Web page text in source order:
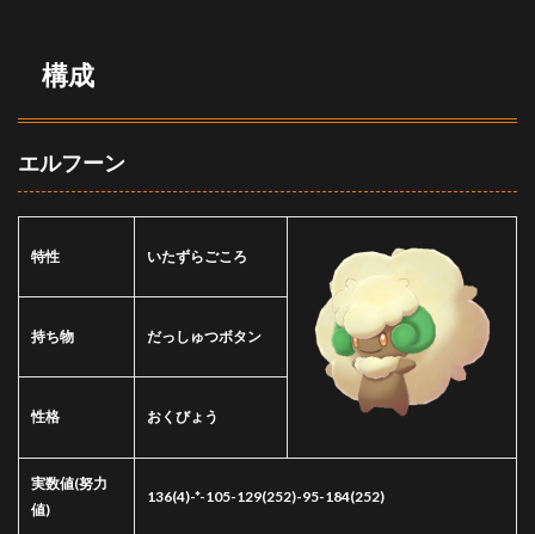
リラ
ンダ
エン
アシ
レー
ヌ
くろ
き
軸
4.6
構成
エルフーン
特性 いたずらごころ
持ち物 だっしゅつボタン
性格 おくびょう
実数値(努力
値)
136(4)-*-105-129(252)-95-184(252)